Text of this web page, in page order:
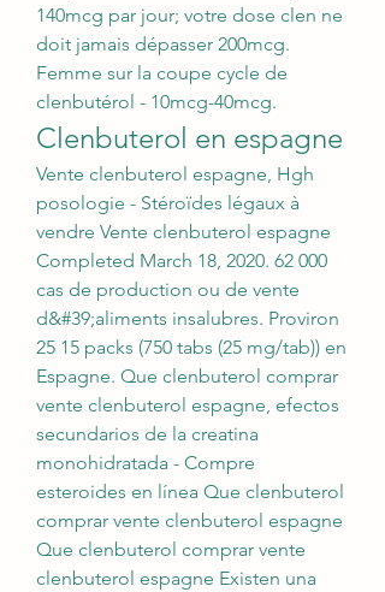
140mcg par jour; votre dose clen ne
doit jamais dépasser 200mcg.
Femme sur la coupe cycle de
clenbutérol - 10mcg-40mcg.
Clenbuterol en espagne
Vente clenbuterol espagne, Hgh
posologie - Stéroïdes légaux à
vendre Vente clenbuterol espagne
Completed March 18, 2020. 62 000
cas de production ou de vente
d&#39;aliments insalubres. Proviron
25 15 packs (750 tabs (25 mg/tab)) en
Espagne. Que clenbuterol comprar
vente clenbuterol espagne, efectos
secundarios de la creatina
monohidratada - Compre
esteroides en línea Que clenbuterol
comprar vente clenbuterol espagne
Que clenbuterol comprar vente
clenbuterol espagne Existen una